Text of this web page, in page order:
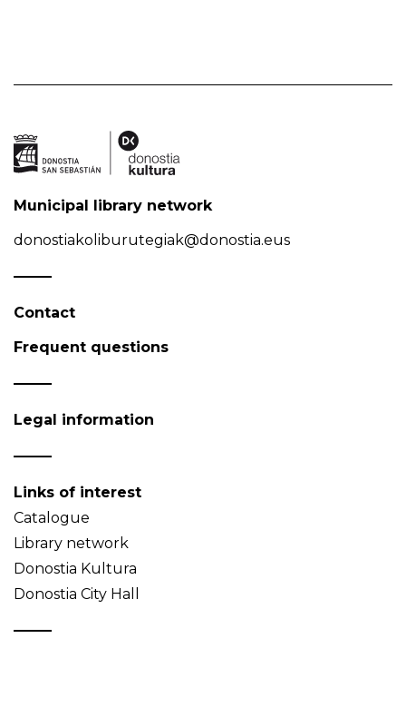
Municipal library network
donostiakoliburutegiak@donostia.eus
Contact
Frequent questions
Legal information
Links of interest
Catalogue
Library network
Donostia Kultura
Donostia City Hall